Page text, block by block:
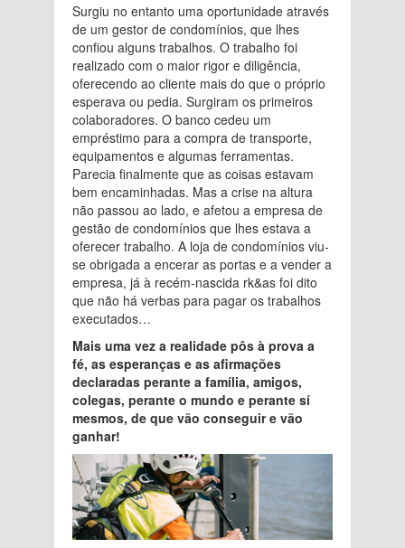
Surgiu no entanto uma oportunidade através
de um gestor de condomínios, que lhes
confiou alguns trabalhos. O trabalho foi
realizado com o maior rigor e diligência,
oferecendo ao cliente mais do que o próprio
esperava ou pedia. Surgiram os primeiros
colaboradores. O banco cedeu um
empréstimo para a compra de transporte,
equipamentos e algumas ferramentas.
Parecia finalmente que as coisas estavam
bem encaminhadas. Mas a crise na altura
não passou ao lado, e afetou a empresa de
gestão de condomínios que lhes estava a
oferecer trabalho. A loja de condomínios viu-
se obrigada a encerar as portas e a vender a
empresa, já à recém-nascida rk&as foi dito
que não há verbas para pagar os trabalhos
executados…
Mais uma vez a realidade pôs à prova a
fé, as esperanças e as afirmações
declaradas perante a família, amigos,
colegas, perante o mundo e perante sí
mesmos, de que vão conseguir e vão
ganhar!